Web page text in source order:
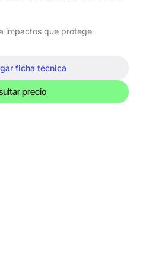
impactos que protege
ficha técnica
precio